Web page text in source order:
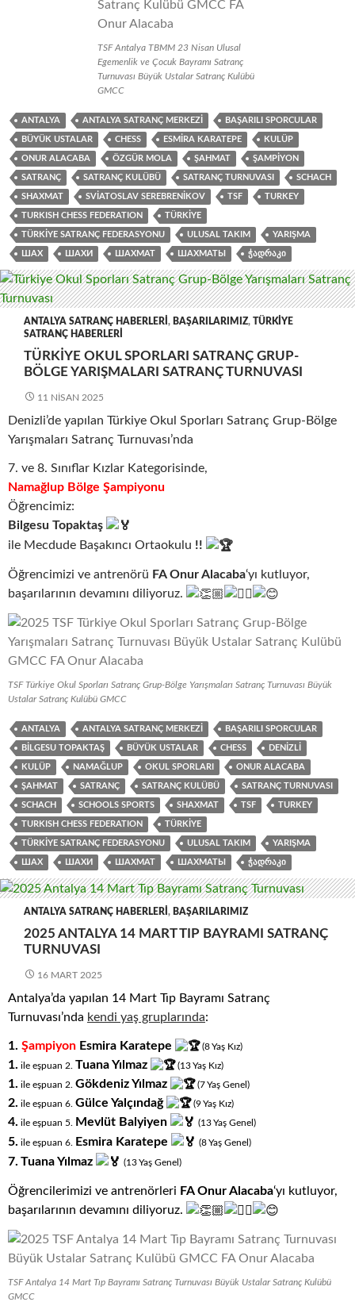
TSF Antalya TBMM 23 Nisan Ulusal
Egemenlik ve Çocuk Bayramı Satranç
Turnuvası Büyük Ustalar Satranç Kulübü
GMCC
ANTALYA ANTALYA SATRANÇ MERKEZI BAŞARILI SPORCULAR
BÜYÜK USTALAR CHESS ESMIRA KARATEPE KULÜP
ONUR ALACABA ÖZGÜR MOLA ŞAHMAT ŞAMPIYON
SATRANÇ SATRANÇ KULÜBÜ SATRANÇ TURNUVASI SCHACH
SHAXMAT SVIATOSLAV SEREBRENIKOV TSF TURKEY
TURKISH CHESS FEDERATION TÜRKIYE
TÜRKIYE SATRANÇ FEDERASYONU ULUSAL TAKIM YARIŞMA
ШАХ ШАХИ ШАХМАТ ШАХМАТЫ ᲭᲐᲓᲠᲐᲙᲘ
ANTALYA SATRANÇ HABERLERI , BAŞARILARIMIZ,
TÜRKIYE
SATRANÇ HABERLERI
TÜRKIYE OKUL SPORLARI SATRANÇ GRUP-
BÖLGE YARIŞMALARI SATRANÇ TURNUVASI
11 NISAN 2025
Denizli’de yapılan Türkiye Okul Sporları Satranç Grup-Bölge
Yarışmaları Satranç Turnuvası’nda
7. ve 8. Sınıflar Kızlar Kategorisinde,
Namağlup Bölge Şampiyonu
Öğrencimiz:
Bilgesu Topaktaş
ile Mecdude Başakıncı Ortaokulu !!
Öğrencimizi ve antrenörü FA Onur Alacaba‘yı kutluyor,
başarılarının devamını diliyoruz.
TSF Türkiye Okul Sporları Satranç Grup-Bölge Yarışmaları Satranç Turnuvası Büyük
Ustalar Satranç Kulübü GMCC
ANTALYA ANTALYA SATRANÇ MERKEZI BAŞARILI SPORCULAR
BILGESU TOPAKTAŞ BÜYÜK USTALAR CHESS DENIZLI
KULÜP NAMAĞLUP OKUL SPORLARI ONUR ALACABA
ŞAHMAT SATRANÇ SATRANÇ KULÜBÜ SATRANÇ TURNUVASI
SCHACH SCHOOLS SPORTS SHAXMAT TSF TURKEY
TURKISH CHESS FEDERATION TÜRKIYE
TÜRKIYE SATRANÇ FEDERASYONU ULUSAL TAKIM YARIŞMA
ШАХ ШАХИ ШАХМАТ ШАХМАТЫ ᲭᲐᲓᲠᲐᲙᲘ
ANTALYA SATRANÇ HABERLERI , BAŞARILARIMIZ
2025 ANTALYA 14 MART TIP BAYRAMI SATRANÇ
TURNUVASI
16 MART 2025
Antalya’da yapılan 14 Mart Tıp Bayramı Satranç
Turnuvası’nda kendi yaş gruplarında:
1. Şampiyon Esmira Karatepe (8Yaş Kız)
1. ile eşpuan 2. Tuana Yılmaz (13Yaş Kız)
1. ile eşpuan 2. Gökdeniz Yılmaz (7Yaş Genel)
2. ile eşpuan 6. Gülce Yalçındağ (9Yaş Kız)
4. ile eşpuan 5. Mevlüt Balyiyen (13Yaş Genel)
5. ile eşpuan 6. Esmira Karatepe (8Yaş Genel)
7. Tuana Yılmaz (13Yaş Genel)
Öğrencilerimizi ve antrenörleri FA Onur Alacaba‘yı kutluyor,
başarılarının devamını diliyoruz.
TSF Antalya 14 Mart Tıp Bayramı Satranç Turnuvası Büyük Ustalar Satranç Kulübü
GMCC